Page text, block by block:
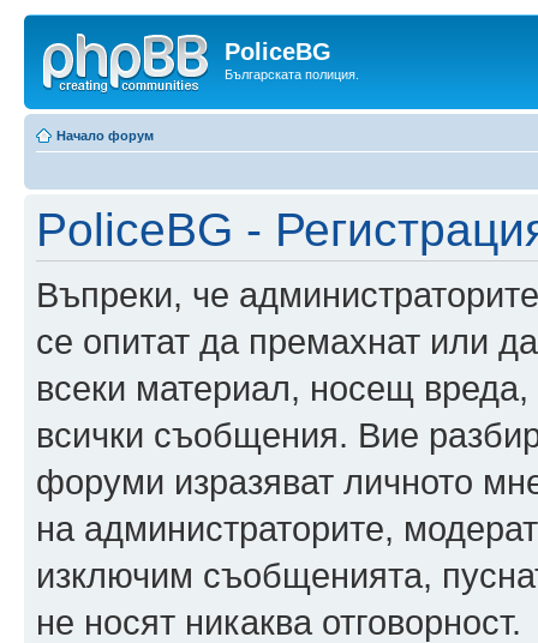
PoliceBG
Българската полиция.
Начало форум
PoliceBG -
Въпреки, че
се опитат да премахнат или
всеки материал, носещ
всички съобщения. Вие
форуми изразяват личното
на администраторите,
изключим съобщенията,
не носят никаква отговорност.